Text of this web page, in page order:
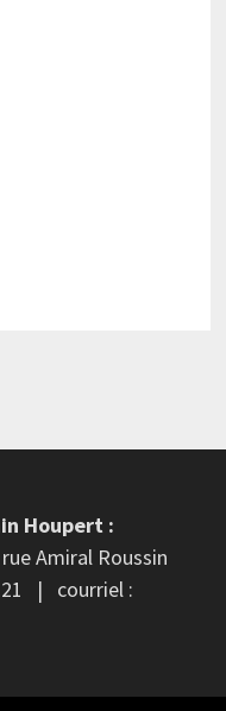
Houpert :
Amiral Roussin
| courriel :